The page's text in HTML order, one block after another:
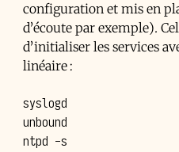
configuration et mis en
d’écoute par exemple).
d’initialiser les services
linéaire :
syslogd
unbound
ntpd